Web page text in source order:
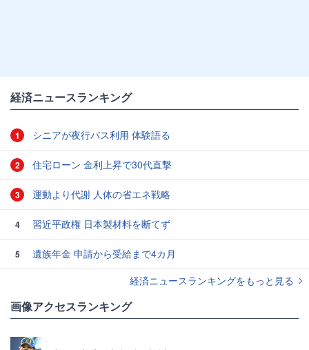
経済ニュースランキング
1 シニアが夜行バス利用 体験語る
2 住宅ローン 金利上昇で30代直撃
3 運動より代謝 人体の省エネ戦略
4 習近平政権 日本製材料を断てず
5
遺族年金 申請から受給まで4カ月
経済ニュースランキングをもっと見る
画像アクセスランキング